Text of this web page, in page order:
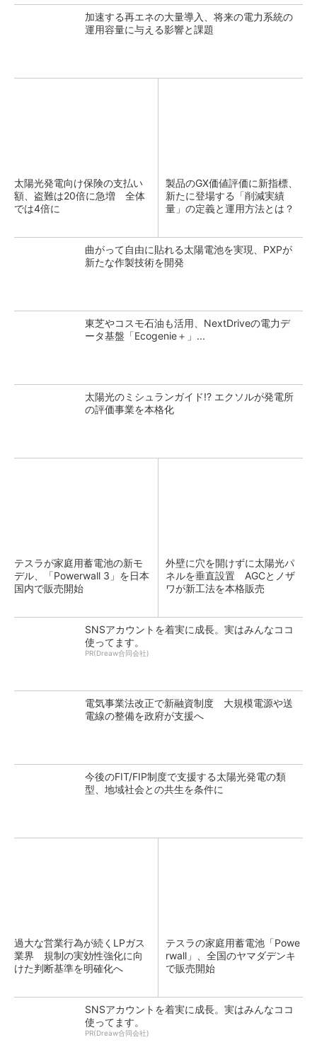
加速する再エネの大量導入、将来の電力系統の
運用容量に与える影響と課題
太陽光発電向け保険の支払い
額、盗難は20倍に急増 全体
では4倍に
製品のGX価値評価に新指標、
新たに登場する「削減実績
量」の定義と運用方法とは？
曲がって自由に貼れる太陽電池を実現、PXPが
新たな作製技術を開発
東芝やコスモ石油も活用、NextDriveの電力デ
ータ基盤「Ecogenie＋」...
太陽光のミシュランガイド!? エクソルが発電所
の評価事業を本格化
テスラが家庭用蓄電池の新モ
デル、「Powerwall 3」を日本
国内で販売開始
外壁に穴を開けずに太陽光パ
ネルを垂直設置 AGCとノザ
ワが新工法を本格販売
SNSアカウントを着実に成長。実はみんなココ
使ってます。
PR(Dreaw合同会社)
電気事業法改正で新融資制度 大規模電源や送
電線の整備を政府が支援へ
今後のFIT/FIP制度で支援する太陽光発電の類
型、地域社会との共生を条件に
過大な営業行為が続くLPガス
業界 規制の実効性強化に向
けた判断基準を明確化へ
テスラの家庭用蓄電池「Powe
rwall」、全国のヤマダデンキ
で販売開始
SNSアカウントを着実に成長。実はみんなココ
使ってます。
PR(Dreaw合同会社)